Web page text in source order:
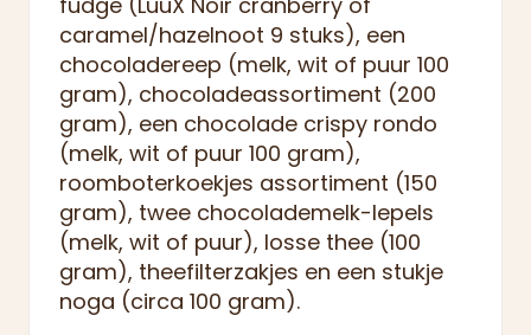
caramel/hazelnoot 9 stuks), een
chocoladereep (melk, wit of puur 100
gram), chocoladeassortiment (200
gram), een chocolade crispy rondo
(melk, wit of puur 100 gram),
roomboterkoekjes assortiment (150
gram), twee chocolademelk-lepels
(melk, wit of puur), losse thee (100
gram), theefilterzakjes en een stukje
noga (circa 100 gram).